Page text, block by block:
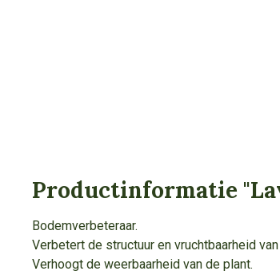
Productinformatie
Bodemverbeteraar.
Verbetert de structuur en vruchtbaarheid
Verhoogt de weerbaarheid van de plant.